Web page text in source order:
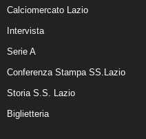
Calciomercato Lazio
Intervista
Serie A
Conferenza Stampa SS.Lazio
Storia S.S. Lazio
Biglietteria